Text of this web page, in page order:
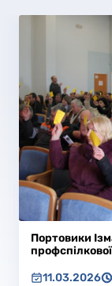
Портовики
профспілкової
11.03.2026